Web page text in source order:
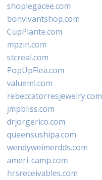
shoplegacee.com
bonvivantshop.com
CupPlante.com
mpzin.com
stcreal.com
PopUpFlea.com
valueml.com
rebeccatorresjewelry.com
jmpbliss.com
drjorgerico.com
queensushipa.com
wendyweimerdds.com
ameri-camp.com
hrsreceivables.com